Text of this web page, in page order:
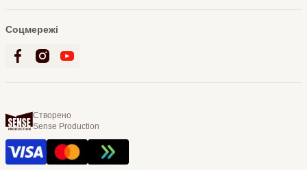
Соцмережі
Створено
Sense Production